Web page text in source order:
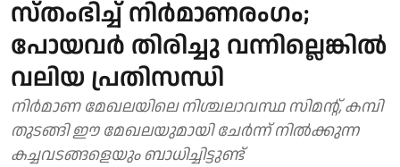
സ്തംഭിച്ച് നിര്‍മാണരംഗം;
പോയവര്‍ തിരിച്ചു വന്നില്ലെങ്കില്‍
വലിയ പ്രതിസന്ധി
നിര്‍മാണ മേഖലയിലെ നിശ്ചലാവസ്ഥ സിമന്റ്, കമ്പി
തുടങ്ങി ഈ മേഖലയുമായി ചേര്‍ന്ന് നില്‍ക്കുന്ന
കച്ചവടങ്ങളെയും ബാധിച്ചിട്ടുണ്ട്